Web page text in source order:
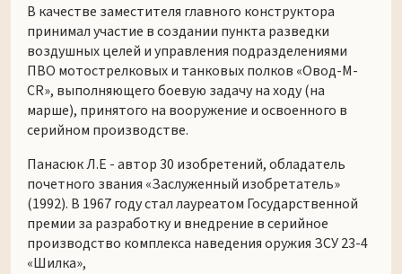
В качестве заместителя главного конструктора
принимал участие в создании пункта разведки
воздушных целей и управления подразделениями
ПВО мотострелковых и танковых полков «Овод-М-
CR», выполняющего боевую задачу на ходу (на
марше), принятого на вооружение и освоенного в
серийном производстве.
Панасюк Л.Е - автор 30 изобретений, обладатель
почетного звания «Заслуженный изобретатель»
(1992). В 1967 году стал лауреатом Государственной
премии за разработку и внедрение в серийное
производство комплекса наведения оружия ЗСУ 23-4
«Шилка»,